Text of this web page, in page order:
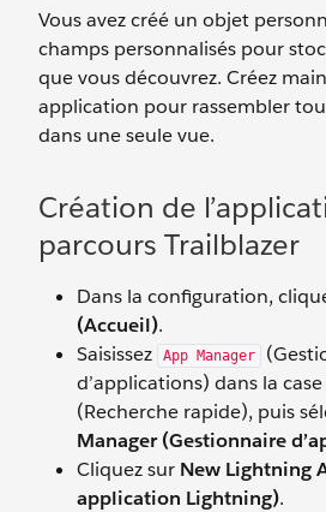
Vous avez créé un objet
champs personnalisés pour
que vous découvrez. Créez
application pour rassembler
dans une seule vue.
Création de
parcours Trailblazer
Dans la configuration,
(Accueil).
Saisissez
App Manager
d’applications) dans la
(Recherche rapide), puis
Manager (Gestionnaire
Cliquez sur New Lightning
application Lightning).